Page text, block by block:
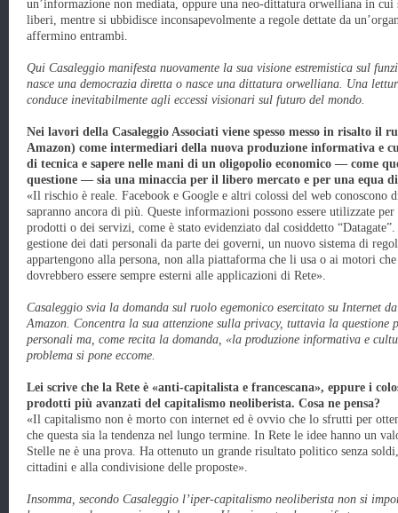
un’informazione non mediata, oppure una neo-dittatura orwelliana in cui
liberi, mentre si ubbidisce inconsapevolmente a regole dettate da
affermino entrambi.
Qui Casaleggio manifesta nuovamente la sua visione estremistica sul
nasce una democrazia diretta o nasce una dittatura orwelliana. Una
conduce inevitabilmente agli eccessi visionari sul futuro del mondo.
Nei lavori della Casaleggio Associati viene spesso messo in risalto il
Amazon) come intermediari della nuova produzione informativa e
di tecnica e sapere nelle mani di un oligopolio economico — come
questione — sia una minaccia per il libero mercato e per una equa
«Il rischio è reale. Facebook e Google e altri colossi del web
sapranno ancora di più. Queste informazioni possono essere utilizzate
prodotti o dei servizi, come è stato evidenziato dal cosiddetto
gestione dei dati personali da parte dei governi, un nuovo sistema di
appartengono alla persona, non alla piattaforma che li usa o ai motori
dovrebbero essere sempre esterni alle applicazioni di Rete».
Casaleggio svia la domanda sul ruolo egemonico esercitato su Internet
Amazon. Concentra la sua attenzione sulla privacy, tuttavia la
personali ma, come recita la domanda, «la produzione informativa e
problema si pone eccome.
Lei scrive che la Rete è «anti-capitalista e francescana», eppure i
prodotti più avanzati del capitalismo neoliberista. Cosa ne pensa?
«Il capitalismo non è morto con internet ed è ovvio che lo sfrutti per
che questa sia la tendenza nel lungo termine. In Rete le idee hanno un
Stelle ne è una prova. Ha ottenuto un grande risultato politico senza
cittadini e alla condivisione delle proposte».
Insomma, secondo Casaleggio l’iper-capitalismo neoliberista non si